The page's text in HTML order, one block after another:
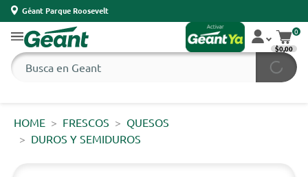
Géant Parque Roosevelt
0
$0,00
HOME FRESCOS
QUESOS
DUROS Y SEMIDUROS